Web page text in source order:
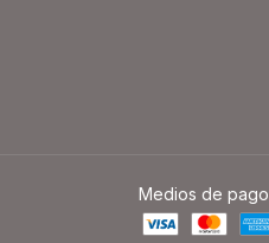
Medios de pago